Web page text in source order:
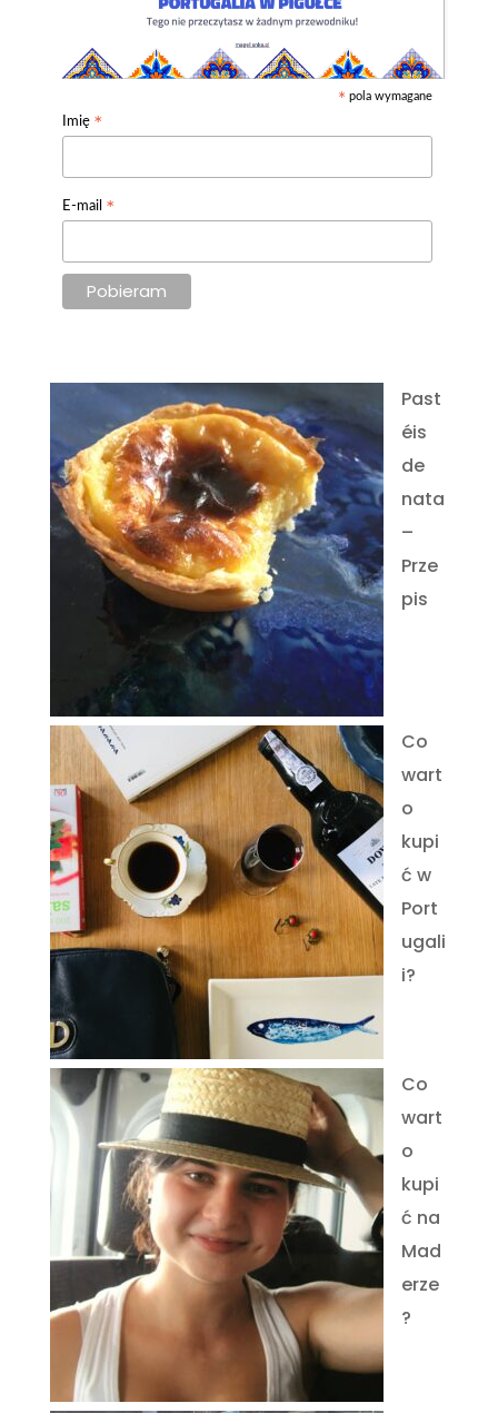
* pola wymagane
Imię *
E-mail *
Past
éis
de
nata
–
Prze
pis
Co
wart
o
kupi
ć w
Port
ugali
i?
Co
wart
o
kupi
ć na
Mad
erze
?